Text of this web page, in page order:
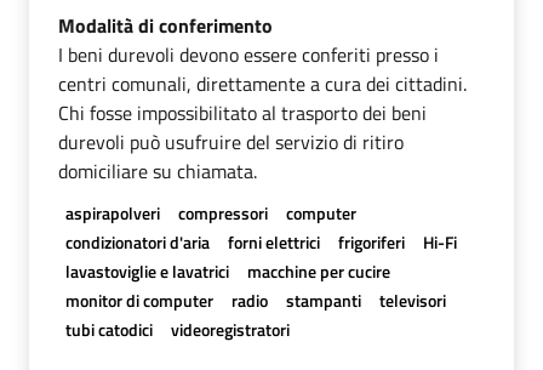
Modalità di conferimento
I beni durevoli devono essere conferiti presso i
centri comunali, direttamente a cura dei cittadini.
Chi fosse impossibilitato al trasporto dei beni
durevoli può usufruire del servizio di ritiro
domiciliare su chiamata.
aspirapolveri compressori
computer
condizionatori d'aria
forni elettrici frigoriferi
Hi-Fi
lavastoviglie e lavatrici
macchine per cucire
monitor di computer
radio stampanti
televisori
tubi catodici
videoregistratori